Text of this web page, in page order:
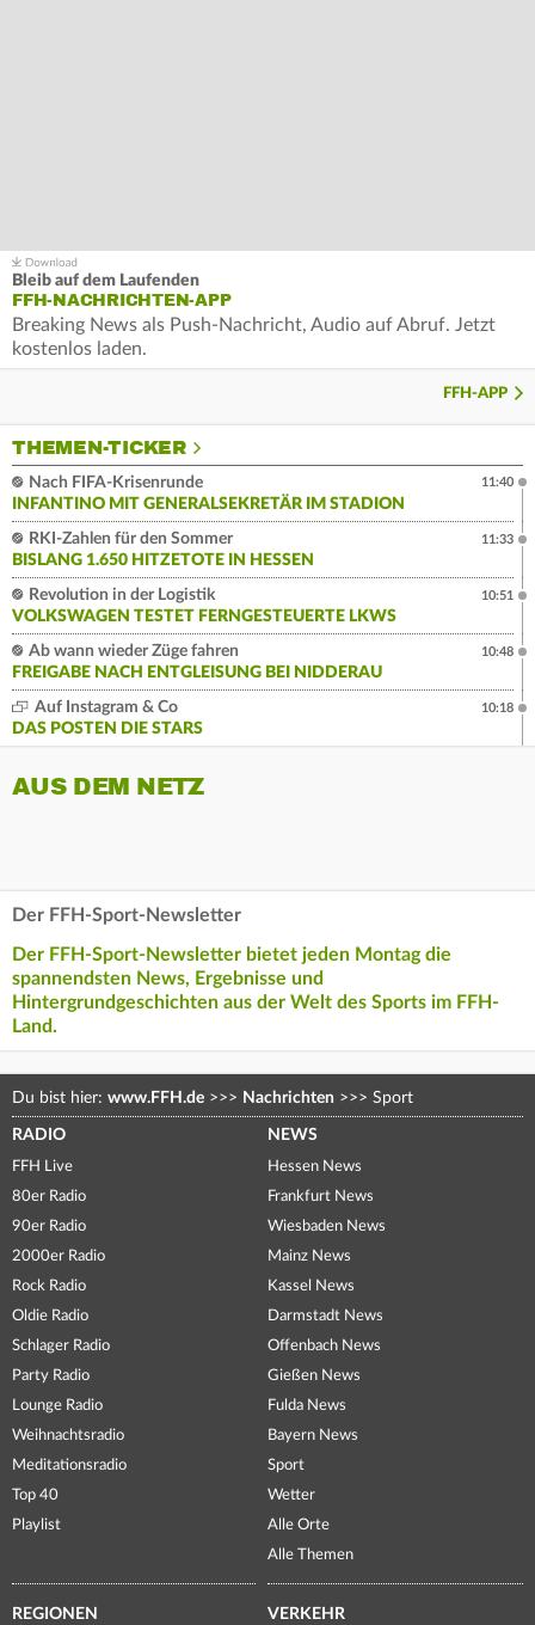
Bleib auf dem Laufenden
FFH-NACHRICHTEN-APP
Breaking News als Push-Nachricht, Audio auf Abruf. Jetzt
kostenlos laden.
FFH-APP
THEMEN-TICKER
Nach FIFA-Krisenrunde
INFANTINO MIT GENERALSEKRETÄR IM STADION
11:40
RKI-Zahlen für den Sommer
BISLANG 1.650 HITZETOTE IN HESSEN
11:33
Revolution in der Logistik
VOLKSWAGEN TESTET FERNGESTEUERTE LKWS
10:51
Ab wann wieder Züge fahren
FREIGABE NACH ENTGLEISUNG BEI NIDDERAU
10:48
Auf Instagram & Co
DAS POSTEN DIE STARS
10:18
AUS DEM NETZ
Der FFH-Sport-Newsletter
Der FFH-Sport-Newsletter bietet jeden Montag die
spannendsten News, Ergebnisse und
Hintergrundgeschichten aus der Welt des Sports im FFH-
Land.
Du bist hier: www.FFH.de >>> Nachrichten >>> Sport
RADIO
FFH Live
80er Radio
90er Radio
2000er Radio
Rock Radio
Oldie Radio
Schlager Radio
Party Radio
Lounge Radio
Weihnachtsradio
Meditationsradio
Top 40
Playlist
NEWS
Hessen News
Frankfurt News
Wiesbaden News
Mainz News
Kassel News
Darmstadt News
Offenbach News
Gießen News
Fulda News
Bayern News
Sport
Wetter
Alle Orte
Alle Themen
REGIONEN VERKEHR